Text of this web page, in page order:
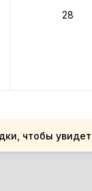
28
чтобы